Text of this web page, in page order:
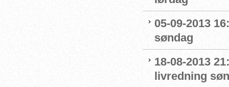
05-09-2013
søndag
18-08-2013
livredning